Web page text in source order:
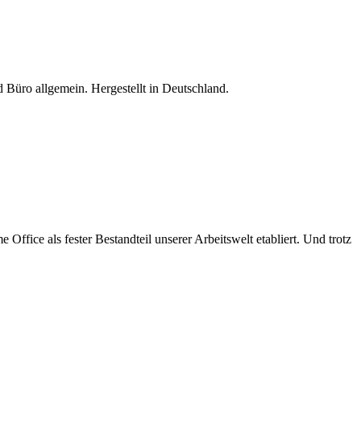
allgemein. Hergestellt in Deutschland.
als fester Bestandteil unserer Arbeitswelt etabliert. Und trotz